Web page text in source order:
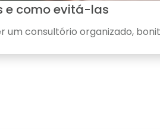
e como evitá-las
consultório organizado,